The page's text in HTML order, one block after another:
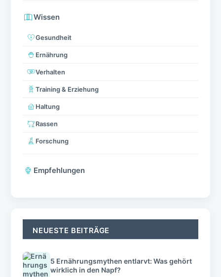
Wissen
Gesundheit
Ernährung
Verhalten
Training & Erziehung
Haltung
Rassen
Forschung
Empfehlungen
NEUESTE BEITRÄGE
5 Ernährungsmythen entlarvt: Was gehört
wirklich in den Napf?